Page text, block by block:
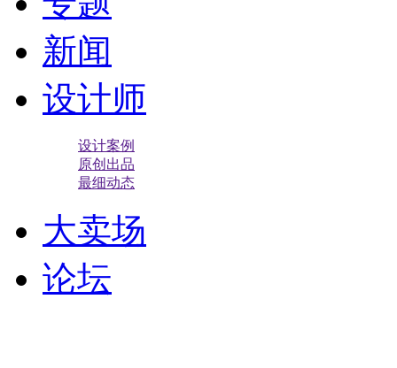
新闻
设计师
设计案例
原创出品
最细动态
大卖场
论坛